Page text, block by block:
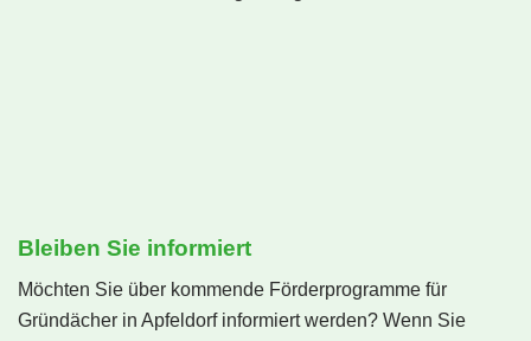
Bleiben Sie informiert
Möchten Sie über kommende Förderprogramme für
Gründächer in Apfeldorf informiert werden? Wenn Sie